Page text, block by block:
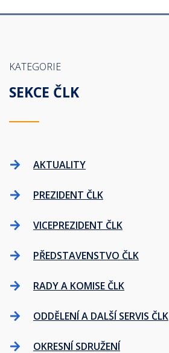
KATEGORIE
SEKCE ČLK
AKTUALITY
PREZIDENT ČLK
VICEPREZIDENT ČLK
PŘEDSTAVENSTVO ČLK
RADY A KOMISE ČLK
ODDĚLENÍ A DALŠÍ SERVIS ČLK
OKRESNÍ SDRUŽENÍ